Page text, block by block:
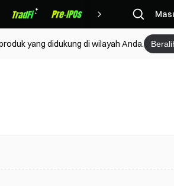
Hadiah
yang didukung di wilayah Anda.